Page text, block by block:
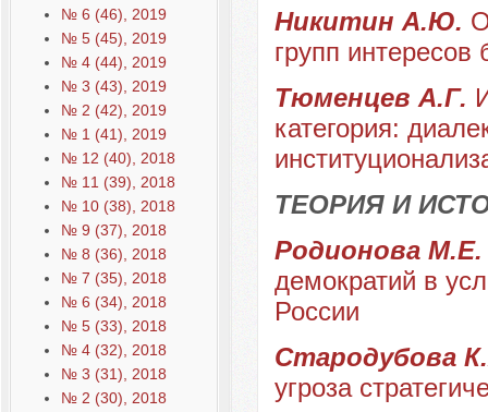
№ 6 (46), 2019
№ 5 (45), 2019
№ 4 (44), 2019
№ 3 (43), 2019
№ 2 (42), 2019
№ 1 (41), 2019
№ 12 (40), 2018
№ 11 (39), 2018
№ 10 (38), 2018
№ 9 (37), 2018
№ 8 (36), 2018
№ 7 (35), 2018
№ 6 (34), 2018
№ 5 (33), 2018
№ 4 (32), 2018
№ 3 (31), 2018
№ 2 (30), 2018
Никитин А.Ю.
групп интересов
Тюменцев А.Г.
категория:
ТЕОРИЯ И
Родионова
демократий в
России
Стародубова
угроза